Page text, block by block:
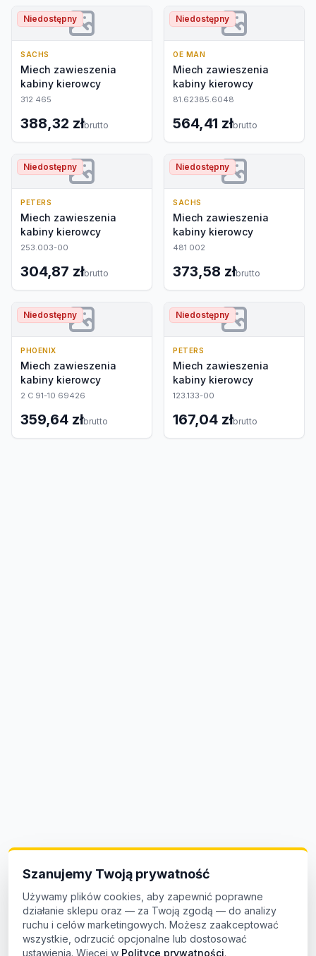
Niedostępny
SACHS
Miech zawieszenia
kabiny kierowcy
312 465
388,32 złbrutto
Niedostępny
OE MAN
Miech zawieszenia
kabiny kierowcy
81.62385.6048
564,41 złbrutto
Niedostępny
PETERS
Miech zawieszenia
kabiny kierowcy
253.003-00
304,87 złbrutto
Niedostępny
SACHS
Miech zawieszenia
kabiny kierowcy
481 002
373,58 złbrutto
Niedostępny
PHOENIX
Miech zawieszenia
kabiny kierowcy
2 C 91-10 69426
359,64 złbrutto
Niedostępny
PETERS
Miech zawieszenia
kabiny kierowcy
123.133-00
167,04 złbrutto
Szanujemy Twoją prywatność
Używamy plików cookies, aby zapewnić poprawne
działanie sklepu oraz — za Twoją zgodą — do analizy
ruchu i celów marketingowych. Możesz zaakceptować
wszystkie, odrzucić opcjonalne lub dostosować
ustawienia. Więcej w Polityce prywatności.